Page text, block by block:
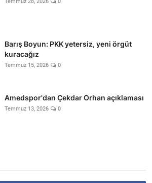
Barış Boyun: PKK yetersiz, yeni örgüt
kuracağız
Temmuz 15, 2026 0
Amedspor'dan Çekdar Orhan açıklaması
Temmuz 13, 2026 0